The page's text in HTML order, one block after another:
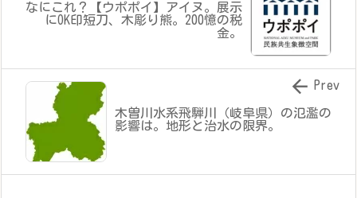
なにこれ？【ウポポイ】アイヌ。展示
にOK印短刀、木彫り熊。200憶の税
金。
木曽川水系飛騨川（岐阜県）の氾濫の
影響は。地形と治水の限界。
 Prev